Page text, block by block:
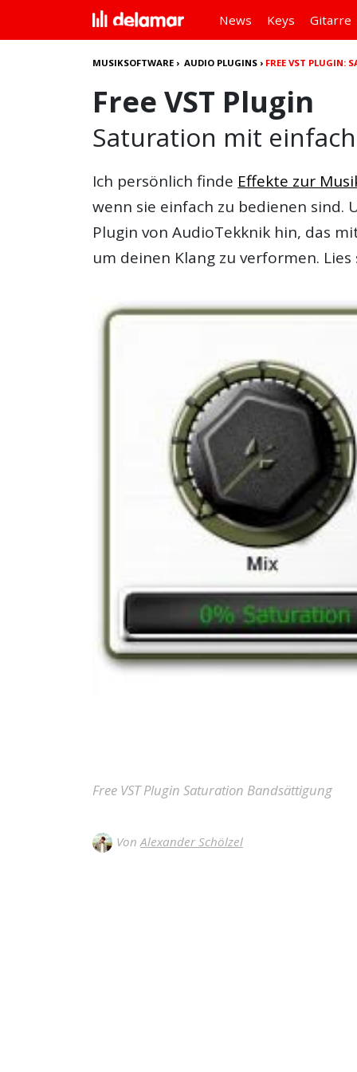
News Keys Gitarre
MUSIKSOFTWARE ›AUDIO PLUGINS › FREE VST PLUGIN:
Free VST Plugin
Saturation mit
Ich persönlich finde Effekte zur
wenn sie einfach zu bedienen sind.
Plugin von AudioTekknik hin, das
um deinen Klang zu verformen. Lies
Free VST Plugin Saturation Bandsättigung
Von Alexander Schölzel